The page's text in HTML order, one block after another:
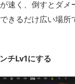
速く、倒すとダメ
きるだけ広い場所
チLv1にする